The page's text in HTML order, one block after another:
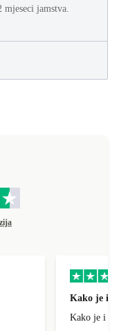
jamstva.
Kako je i
Kako je i